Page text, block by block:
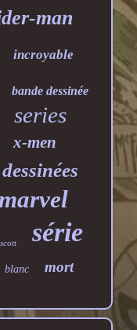
man
incroyable
bande dessinée
series
x-men
scott série
blanc mort